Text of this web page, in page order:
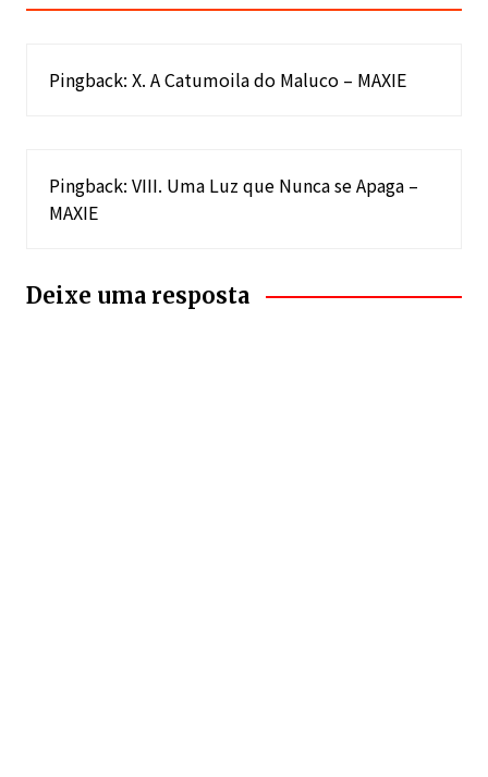
Pingback: X. A Catumoila do Maluco – MAXIE
Pingback: VIII. Uma Luz que Nunca se Apaga –
MAXIE
Deixe uma resposta